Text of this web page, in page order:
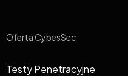
Oferta CybesSec
Testy Penetracyjne